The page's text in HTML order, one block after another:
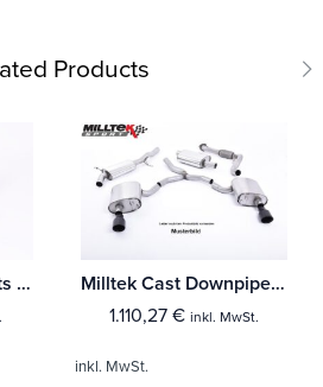
Products
Milltek Hi-Flow Sports Cat und Downpipe Volkswagen Polo GTI 2.0 TSI (AW 5-Türer) - (Mit OPF/GPF)
Milltek Cast Downpipe with Race Cat Volkswagen Polo GTI 2.0 TSI (AW - 5-Türer) - (Ohne OPF/GPF)
1.110,27 € inkl. MwSt.
inkl. MwSt.